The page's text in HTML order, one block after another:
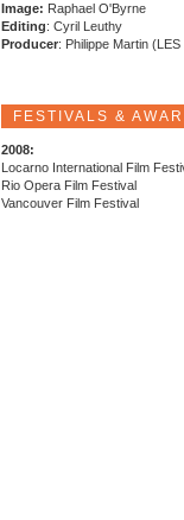
Image: Raphael O'Byrne
Editing: Cyril Leuthy
Producer: Philippe Martin
FESTIVALS &
2008:
Locarno International Film
Rio Opera Film Festival
Vancouver Film Festival